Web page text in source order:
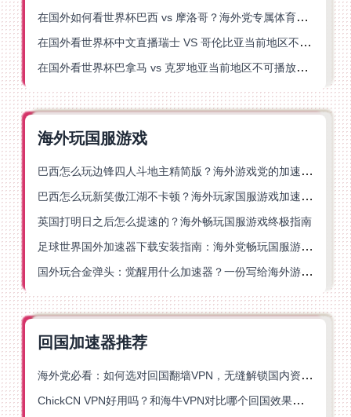
在国外如何看世界杯巴西 vs 摩洛哥？海外党专属体育观赛指南来了
在国外看世界杯中文直播瑞士 VS 哥伦比亚当前地区不可播放？这篇指南帮你搞定
在国外看世界杯巴拿马 vs 克罗地亚当前地区不可播放？这篇指南帮你轻松解决海外体育直播难题
海外玩国服游戏
巴西怎么玩边锋四人斗地主精简版？海外游戏党的加速器终极选择
巴西怎么玩新笑傲江湖不卡顿？海外玩家国服游戏加速终极指南（附猫和老鼠一梦江湖实测）
英国打明日之后怎么提速的？海外畅玩国服游戏终极指南
足球世界国外加速器下载安装指南：海外党畅玩国服游戏的终极解决方案
国外玩合金弹头：觉醒用什么加速器？一份写给海外游子的畅玩指南
回国加速器推荐
海外党必看：如何选对回国翻墙VPN，无缝解锁国内资源？
ChickCN VPN好用吗？和海牛VPN对比哪个回国效果更好？